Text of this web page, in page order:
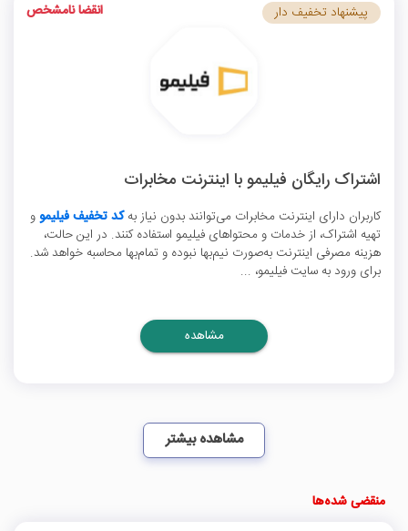
اشتراک رایگان فیلیمو با اینترنت مخابرات
کاربران دارای اینترنت مخابرات می‌توانند بدون نیاز بهکد تخفیف فیلیموو
تهیه اشتراک، از خدمات و محتواهای فیلیمو استفاده کنند. در این حالت،
هزینه مصرفی اینترنت به‌صورت نیم‌بها نبوده و تمام‌بها محاسبه خواهد شد.
برای ورود به سایت فیلیمو، ...
پیشنهاد تخفیف دار انقضا نامشخص
مشاهده
مشاهده بیشتر
منقضی شده‌ها